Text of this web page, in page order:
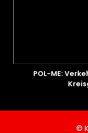
POL-ME:
©